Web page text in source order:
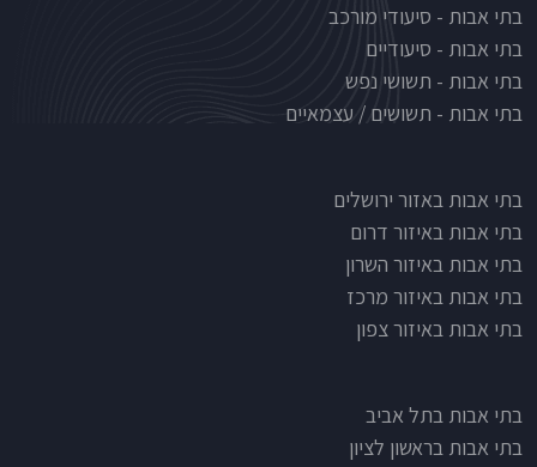
בתי אבות - סיעודי מורכב
בתי אבות - סיעודיים
בתי אבות - תשושי נפש
בתי אבות - תשושים / עצמאיים
בתי אבות לפי אזורים
בתי אבות באזור ירושלים
בתי אבות באיזור דרום
בתי אבות באיזור השרון
בתי אבות באיזור מרכז
בתי אבות באיזור צפון
בתי אבות בתל אביב
בתי אבות בראשון לציון